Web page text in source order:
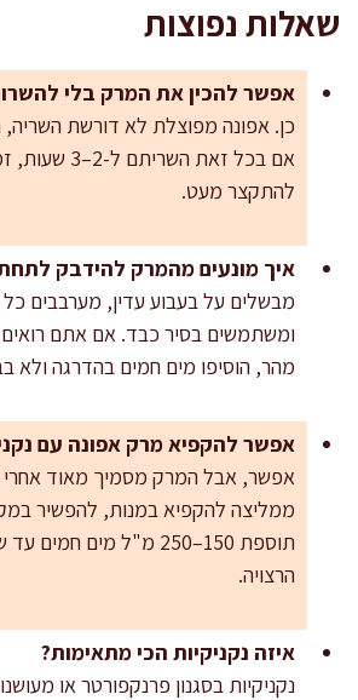
שאלות נפוצות
אפשר להכין את המרק בלי
כן. אפונה מפוצלת לא דורשת
אם בכל זאת
להתקצר מעט.
איך מונעים מהמרק להידבק
מבשלים על בעבוע עדין, מערבבים
ומשתמשים בסיר כבד. אם אתם
מהר, הוסיפו מים חמים בהדרגה ולא
אפשר להקפיא מרק אפונה עם
אפשר, אבל המרק מסמיך מאוד אחרי
ממליצה להקפיא במנות, להפשיר
תוספת 150–250 מ"ל מים
הרצויה.
איזה נקניקיות הכי מתאימות?
נקניקיות בסגנון פרנקפורטר או